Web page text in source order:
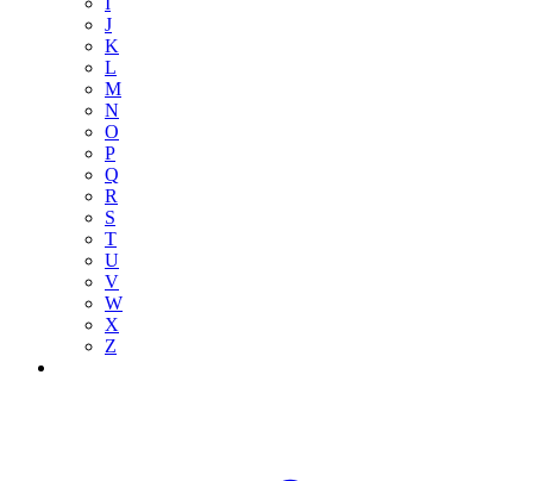
J
K
L
M
N
O
P
Q
R
S
T
U
V
W
X
Z